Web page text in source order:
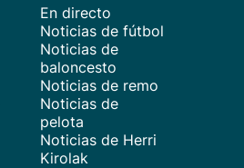
En directo
Noticias de fútbol
Noticias de
baloncesto
Noticias de remo
Noticias de
pelota
Noticias de Herri
Kirolak